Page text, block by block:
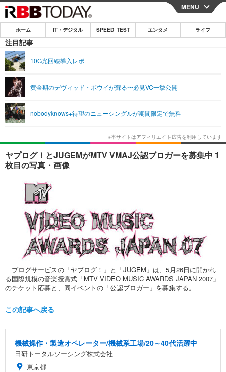
CLOSE
ホーム
IT・デジタル
ショッピング その他
SPEED TEST
エンタメ
エンタメTOP 映画・ドラマ
韓国・芸能
音楽 スポーツ
ショッピング
ライフ
ライフTOP グルメ
ペット ショッピング
その他
リリース一覧
プッシュ通知の停止方法
MENU
ホーム IT・デジタル SPEED TEST エンタメ ライフ
注目記事
10G光回線導入レポ
黄金期のデヴィッド・ボウイが蘇る〜必見VC一挙公開
nobodyknows+待望のニューシングルが期間限定で無料
ヤプログ！とJUGEMがMTV VMAJ公認ブロガーを募集中 1
枚目の写真・画像
ブログサービスの「ヤプログ！」と「JUGEM」は、5月26日に開かれ
る国際規模の音楽授賞式「MTV VIDEO MUSIC AWARDS JAPAN 2007」
のチケット応募と、同イベントの「公認ブロガー」を募集する。
この記事へ戻る
機械操作・製造オペレーター/機械系工場/20～40代活躍中
日研トータルソーシング株式会社
東京都